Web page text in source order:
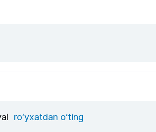
ro‘yxatdan o‘ting